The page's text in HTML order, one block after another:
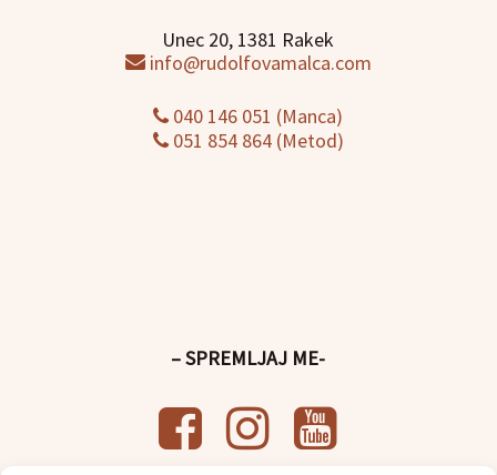
Unec 20, 1381 Rakek
info@rudolfovamalca.com
040 146 051 (Manca)
051 854 864 (Metod)
– SPREMLJAJ ME-